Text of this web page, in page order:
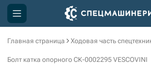
Главная страница Ходовая часть
Болт катка опорного СК-0002295 VESCOVINI
Компания